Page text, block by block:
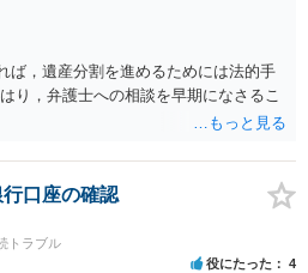
ば，遺産分割を進めるためには法的手
り，弁護士への相談を早期になさるこ
口座の確認
トラブル
役にたった 4